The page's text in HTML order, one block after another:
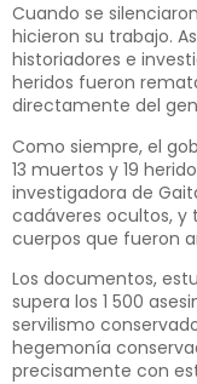
Cuando se
hicieron su trabajo.
historiadores e
heridos fueron
directamente del
Como siempre, el
13 muertos y 19
investigadora de
cadáveres ocultos, y
cuerpos que fueron
Los documentos,
supera los 1 500
servilismo
hegemonía
precisamente con